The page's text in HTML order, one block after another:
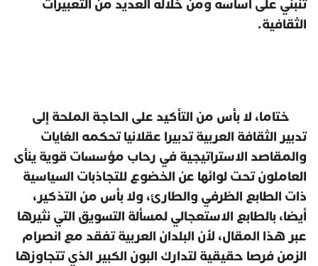
تنبني على أساسه ومن خلاله العديد من التعبيرات
الثقافية.
ختاما، لا بأس من التأكيد على الحاجة الملحة إلى
تدبير الثقافة العربية تدبيرا عقلانيا تحكمه الغايات
والمقاصد الاستراتيجية في رحاب مؤسسات قوية ينأى
العاملون تحت لوائها عن الخضوع للتجاذبات السياسية
ذات الطابع الظرفي والطارئ، ولا بأس من التذكير،
أيضا، بالطابع الاستعجالي لمسألة التسويق التي نثيرها
عبر هذا المقال، لأن البلدان العربية تفقد مع انصرام
الزمن فرصا حقيقية لتدارك البون الكبير الذي تتجاوزها